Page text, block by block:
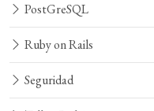
PostGreSQL
Ruby on Rails
Seguridad